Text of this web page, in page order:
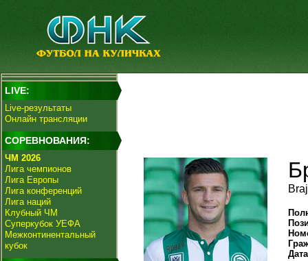
LIVE:
Live-результаты
Онлайн трансляции
СОРЕВНОВАНИЯ:
ЧМ 2026
Лига чемпионов
Лига Европы
Лига конференций
Лига наций
Клубный ЧМ
Суперкубок УЕФА
Межконтинентальный
кубок